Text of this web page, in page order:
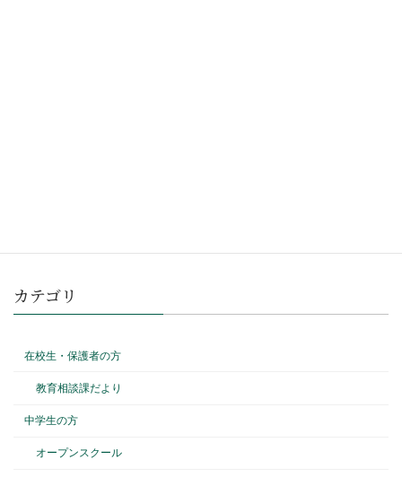
カテゴリ
在校生・保護者の方
教育相談課だより
中学生の方
オープンスクール